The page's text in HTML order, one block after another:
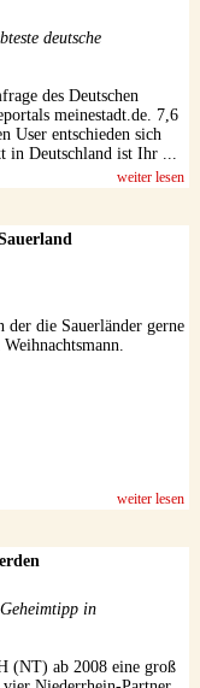
deutsche
des Deutschen
meinestadt.de. 7,6
User entschieden sich
in Deutschland ist Ihr ...
weiter lesen
der die Sauerländer gerne
weiter lesen
in
(NT) ab 2008 eine groß